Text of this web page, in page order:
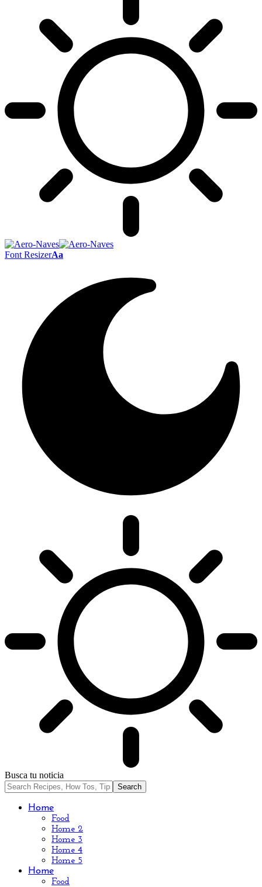
Font ResizerAa
Busca tu noticia
Home
Food
Home 2
Home 3
Home 4
Home 5
Home
Food